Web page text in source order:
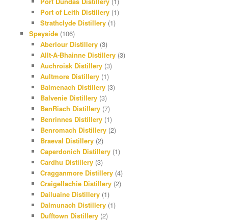
Port of Leith Distillery (1)
Strathclyde Distillery (1)
Speyside(106)
Aberlour Distillery (3)
Allt-A-Bhainne Distillery (3)
Auchroisk Distillery (3)
Aultmore Distillery (1)
Balmenach Distillery (3)
Balvenie Distillery (3)
BenRiach Distillery (7)
Benrinnes Distillery (1)
Benromach Distillery (2)
Braeval Distillery (2)
Caperdonich Distillery (1)
Cardhu Distillery (3)
Cragganmore Distillery (4)
Craigellachie Distillery (2)
Dailuaine Distillery (1)
Dalmunach Distillery (1)
Dufftown Distillery (2)